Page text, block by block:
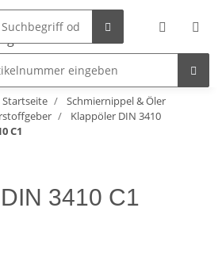
Startseite
Schmiernippel & Öler
Klappöler DIN 3410
C1
3410 C1